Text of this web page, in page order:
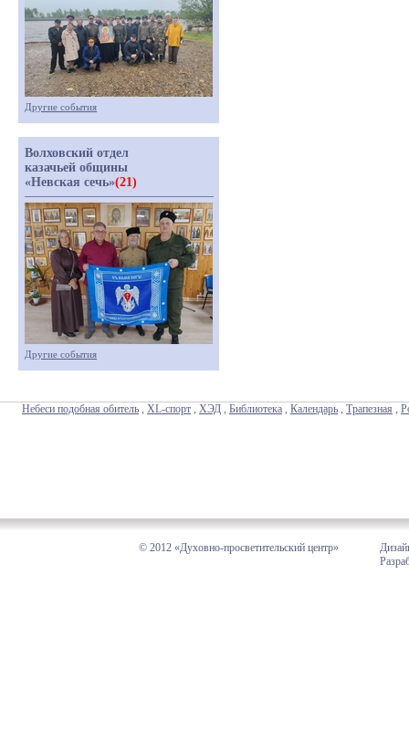
Другие события
Волховский отдел
казачьей общины
«Невская сечь»(21)
Другие события
Небеси подобная обитель , XL-спорт , ХЭД , Библиотека , Календарь , Трапезная ,
© 2012 «Духовно-просветительский центр»